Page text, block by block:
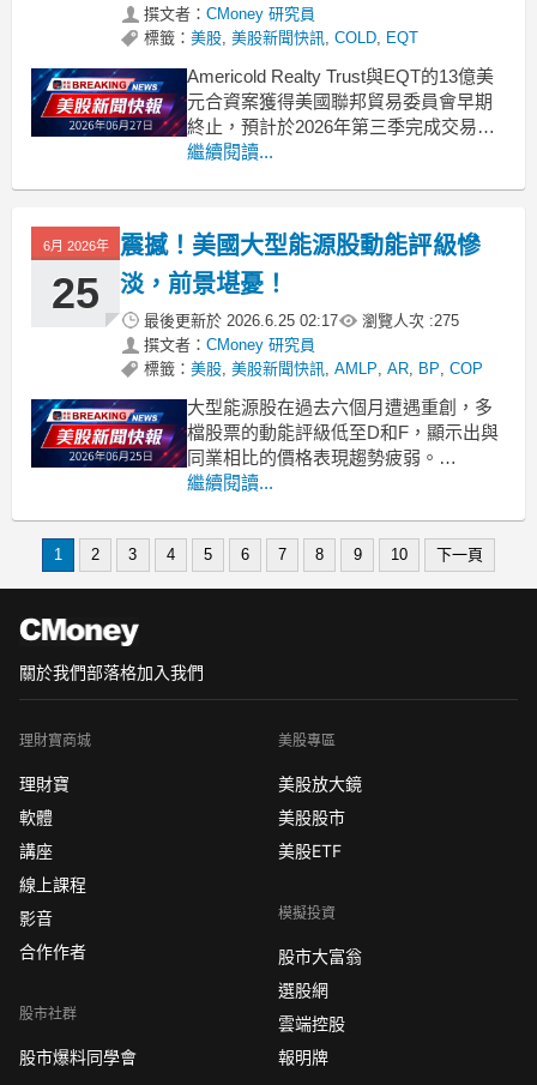
撰文者： CMoney 研究員
標籤： 美股, 美股新聞快訊, COLD, EQT
Americold Realty Trust與EQT的13億美
元合資案獲得美國聯邦貿易委員會早期
終止，預計於2026年第三季完成交易。
.badgeprice-container {
gap: 1rem !imp
繼續閱讀...
6月 2026年
25
震撼！美國大型能源股動能評級慘
淡，前景堪憂！
最後更新於 2026.6.25 02:17 瀏覽人次 :275
撰文者： CMoney 研究員
標籤： 美股, 美股新聞快訊, AMLP, AR, BP, COP
大型能源股在過去六個月遭遇重創，多
檔股票的動能評級低至D和F，顯示出與
同業相比的價格表現趨勢疲弱。
.badgeprice-container {
gap: 1rem !important;
繼續閱讀...
1 2 3 4 5 6 7 8 9 10 下一頁
關於我們部落格加入我們
理財寶商城
理財寶
軟體
講座
線上課程
影音
合作作者
股市社群
股市爆料同學會
美股專區
美股放大鏡
美股股市
美股ETF
模擬投資
股市大富翁
選股網
雲端控股
報明牌